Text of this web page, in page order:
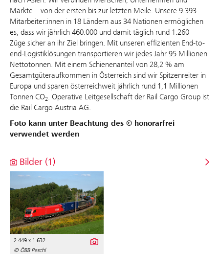
Märkte – von der ersten bis zur letzten Meile. Unsere 9.393
Mitarbeiter:innen in 18 Ländern aus 34 Nationen ermöglichen
es, dass wir jährlich 460.000 und damit täglich rund 1.260
Züge sicher an ihr Ziel bringen. Mit unseren effizienten End-to-
end-Logistiklösungen transportieren wir jedes Jahr 95 Millionen
Nettotonnen. Mit einem Schienenanteil von 28,2 % am
Gesamtgüteraufkommen in Österreich sind wir Spitzenreiter in
Europa und sparen österreichweit jährlich rund 1,1 Millionen
Tonnen CO2. Operative Leitgesellschaft der Rail Cargo Group ist
die Rail Cargo Austria AG.
Foto kann unter Beachtung des © honorarfrei
verwendet werden
Bilder (1)
2 449 x 1 632
© ÖBB Peschl